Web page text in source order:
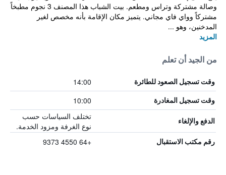
وصالة مشتركة وتراس ومطعم. بيت الشباب هذا المصنف 3 نجوم مطبخاً
مشتركاً وواي فاي مجاني. يتميز مكان الإقامة بأنه مخصص لغير
المدخنين، وهو ...
المزيد
من الجيد أن تعلم
وقت تسجيل الصعود للطائرة 14:00
وقت تسجيل المغادرة 10:00
الدفع والإلغاء
تختلف السياسات حسب
نوع الغرفة ومزود الخدمة.
رقم مكتب الاستقبال +64 4550 9373